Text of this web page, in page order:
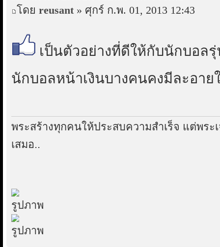
โดย reusant » ศุกร์ ก.พ. 01, 2013 12:43
เป็นตัวอย่างที่ดีให้กับนักบอล
นักบอลหน้าเงินบางคนคงมีละอาย
พระสร้างทุกคนให้ประสบความสำเร็จ แต่พระ
เสมอ..